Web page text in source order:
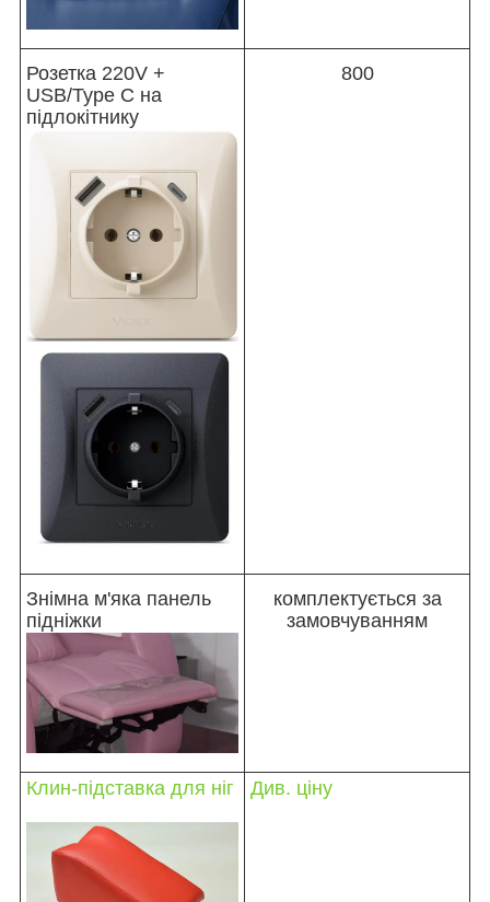
Розетка 220V +
USB/Type С на
підлокітнику
800
Знімна м'яка панель
підніжки
комплектується за
замовчуванням
Клин-підставка для ніг Див. ціну